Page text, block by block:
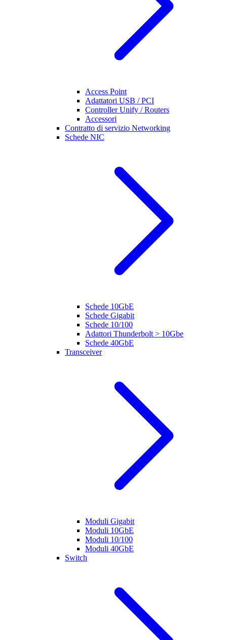
Access Point
Adattatori USB / PCI
Controller Unify / Routers
Accessori
Contratto di servizio Networking
Schede NIC
Schede 10GbE
Schede Gigabit
Schede 10/100
Adattori Thunderbolt > 10Gbe
Schede 40GbE
Transceiver
Moduli Gigabit
Moduli 10GbE
Moduli 10/100
Moduli 40GbE
Switch